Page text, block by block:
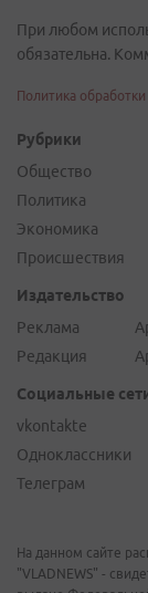
При любом
обязательна.
Политика
Рубрики
Общество
Политика
Экономика
Происшествия
Издательство
Реклама
Редакция
Социальные
vkontakte
Одноклассники
Телеграм
На данном сайте
"VLADNEWS" -